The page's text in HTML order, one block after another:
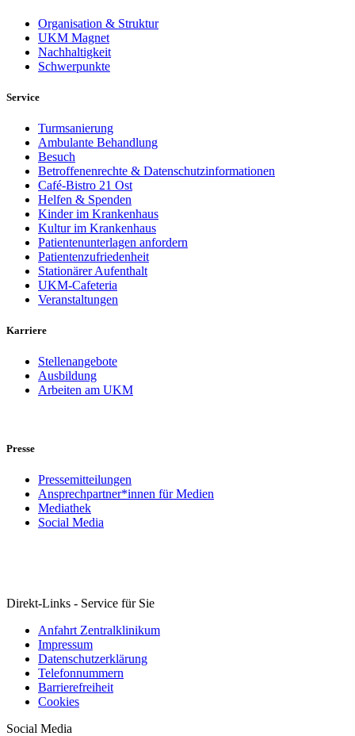
Organisation & Struktur
UKM Magnet
Nachhaltigkeit
Schwerpunkte
Service
Turmsanierung
Ambulante Behandlung
Besuch
Betroffenenrechte & Datenschutzinformationen
Café-Bistro 21 Ost
Helfen & Spenden
Kinder im Krankenhaus
Kultur im Krankenhaus
Patientenunterlagen anfordern
Patientenzufriedenheit
Stationärer Aufenthalt
UKM-Cafeteria
Veranstaltungen
Karriere
Stellenangebote
Ausbildung
Arbeiten am UKM
Presse
Pressemitteilungen
Ansprechpartner*innen für Medien
Mediathek
Social Media
Direkt-Links - Service für Sie
Anfahrt Zentralklinikum
Impressum
Datenschutzerklärung
Telefonnummern
Barrierefreiheit
Cookies
Social Media